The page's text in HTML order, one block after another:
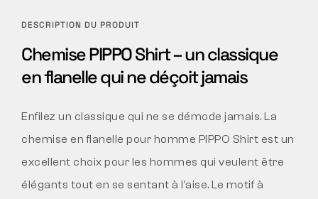
DESCRIPTION DU PRODUIT
Chemise PIPPO Shirt – un classique
en flanelle qui ne déçoit jamais
Enfilez un classique qui ne se démode jamais. La
chemise en flanelle pour homme PIPPO Shirt est un
excellent choix pour les hommes qui veulent être
élégants tout en se sentant à l’aise. Le motif à